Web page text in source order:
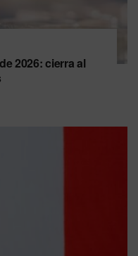
2026: cierra al